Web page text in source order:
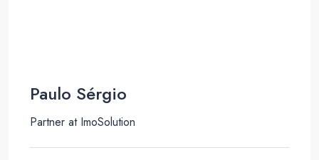
Paulo Sérgio
Partner at ImoSolution